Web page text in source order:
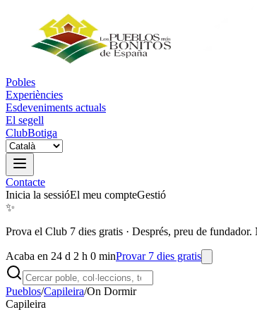
Pobles
Experiències
Esdeveniments actuals
El segell
ClubBotiga
Contacte
Inicia la sessióEl meu compteGestió
✨
Prova el Club 7 dies gratis · Després, preu de
Acaba en 24 d 2 h 0 minProvar 7 dies gratis
Pueblos/Capileira/On Dormir
Capileira